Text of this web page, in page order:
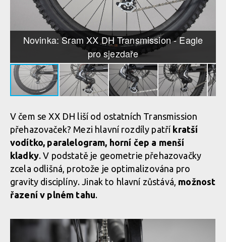
Novinka: Sram XX DH Transmission - Eagle
pro sjezdaře
V čem se XX DH liší od ostatních Transmission
přehazovaček? Mezi hlavní rozdíly patří kratší
vodítko, paralelogram, horní čep a menší
kladky. V podstatě je geometrie přehazovačky
zcela odlišná, protože je optimalizována pro
gravity disciplíny. Jinak to hlavní zůstává, možnost
řazení v plném tahu.